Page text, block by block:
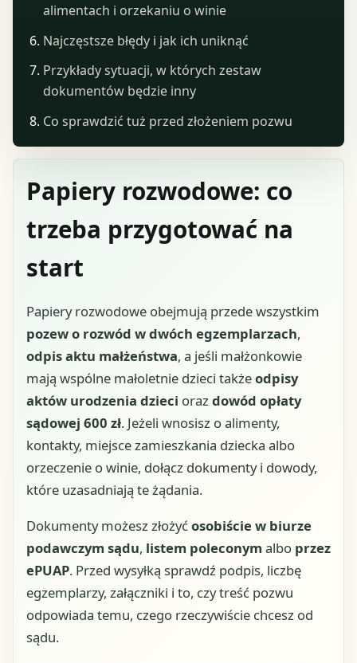
Papiery rozwodowe: co
trzeba przygotować na
start
Papiery rozwodowe obejmują przede wszystkim
pozew o rozwód w dwóch egzemplarzach,
odpis aktu małżeństwa, a jeśli małżonkowie
mają wspólne małoletnie dzieci takżeodpisy
aktów urodzenia dzieci orazdowód opłaty
sądowej 600 zł. Jeżeli wnosisz o alimenty,
kontakty, miejsce zamieszkania dziecka albo
orzeczenie o winie, dołącz dokumenty i dowody,
które uzasadniają te żądania.
Dokumenty możesz złożyćosobiście w biurze
podawczym sądu, listem poleconym albo przez
ePUAP. Przed wysyłką sprawdź podpis, liczbę
egzemplarzy, załączniki i to, czy treść pozwu
odpowiada temu, czego rzeczywiście chcesz od
sądu.
alimentach i orzekaniu o winie
Najczęstsze błędy i jak ich uniknąć
Przykłady sytuacji, w których zestaw
dokumentów będzie inny
Co sprawdzić tuż przed złożeniem pozwu